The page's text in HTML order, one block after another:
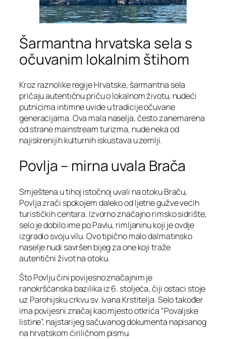
Šarmantna hrvatska sela s
očuvanim lokalnim štihom
Kroz raznolike regije Hrvatske, šarmantna sela
pričaju autentičnu priču o lokalnom životu, nudeći
putnicima intimne uvide u tradicije očuvane
generacijama. Ova mala naselja, često zanemarena
od strane mainstream turizma, nude neka od
najiskrenijih kulturnih iskustava u zemlji.
Povlja – mirna uvala Brača
Smještena u tihoj istočnoj uvali na otoku Braču,
Povlja zrači spokojem daleko od ljetne gužve većih
turističkih centara. Izvorno značajno rimsko sidrište,
selo je dobilo ime po Pavlu, rimljaninu koji je ovdje
izgradio svoju vilu. Ovo tipično malo dalmatinsko
naselje nudi savršen bijeg za one koji traže
autentični život na otoku.
Što Povlju čini povijesno značajnim je
ranokršćanska bazilika iz 6. stoljeća, čiji ostaci stoje
uz Parohijsku crkvu sv. Ivana Krstitelja. Selo također
ima povijesni značaj kao mjesto otkrića “Povaljske
listine”, najstarijeg sačuvanog dokumenta napisanog
na hrvatskom ćiriličnom pismu.